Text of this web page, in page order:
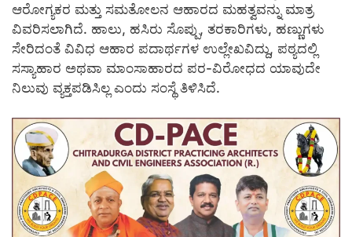
ಆರೋಗ್ಯಕರ ಮತ್ತು ಸಮತೋಲನ ಆಹಾರದ ಮಹತ್ವವನ್ನು ಮಾತ್ರ
ವಿವರಿಸಲಾಗಿದೆ. ಹಾಲು, ಹಸಿರು ಸೊಪ್ಪು, ತರಕಾರಿಗಳು, ಹಣ್ಣುಗಳು
ಸೇರಿದಂತೆ ವಿವಿಧ ಆಹಾರ ಪದಾರ್ಥಗಳ ಉಲ್ಲೇಖವಿದ್ದು, ಪಠ್ಯದಲ್ಲಿ
ಸಸ್ಯಾಹಾರ ಅಥವಾ ಮಾಂಸಾಹಾರದ ಪರ-ವಿರೋಧದ ಯಾವುದೇ
ನಿಲುವು ವ್ಯಕ್ತಪಡಿಸಿಲ್ಲ ಎಂದು ಸಂಸ್ಥೆ ತಿಳಿಸಿದೆ.